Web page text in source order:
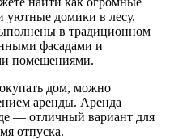
уютные домики в лесу.
в традиционном
фасадами и
помещениями.
дом, можно
аренды. Аренда
— отличный вариант для
отпуска.